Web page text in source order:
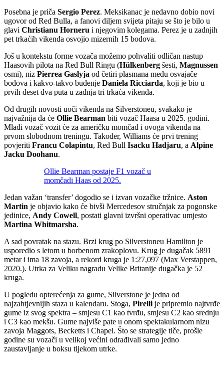
Posebna je priča Sergio Perez. Meksikanac je nedavno dobio novi
ugovor od Red Bulla, a fanovi diljem svijeta pitaju se što je bilo u
glavi Christianu Horneru i njegovim kolegama. Perez je u zadnjih
pet trkaćih vikenda osvojio mizernih 15 bodova.
Još u kontekstu forme vozača možemo pohvaliti odličan nastup
Haasovih pilota na Red Bull Ringu (Hülkenberg šesti, Magnussen
osmi), niz Pierrea Gaslyja od četiri plasmana među osvajače
bodova i kakvo-takvo buđenje Daniela Ricciarda, koji je bio u
prvih deset dva puta u zadnja tri trkaća vikenda.
Od drugih novosti uoči vikenda na Silverstoneu, svakako je
najvažnija da će Ollie Bearman biti vozač Haasa u 2025. godini.
Mladi vozač vozit će za američku momčad i ovoga vikenda na
prvom slobodnom treningu. Također, Williams će prvi trening
povjeriti Francu Colapintu, Red Bull Isacku Hadjaru, a Alpine
Jacku Doohanu.
Ollie Bearman postaje F1 vozač u
momčadi Haas od 2025.
Jedan važan ‘transfer’ dogodio se i izvan vozačke tržnice. Aston
Martin je objavio kako će bivši Mercedesov stručnjak za pogonske
jedinice, Andy Cowell, postati glavni izvršni operativac umjesto
Martina Whitmarsha.
A sad povratak na stazu. Brzi krug po Silverstoneu Hamilton je
usporedio s letom u borbenom zrakoplovu. Krug je dugačak 5891
metar i ima 18 zavoja, a rekord kruga je 1:27,097 (Max Verstappen,
2020.). Utrka za Veliku nagradu Velike Britanije dugačka je 52
kruga.
U pogledu opterećenja za gume, Silverstone je jedna od
najzahtjevnijih staza u kalendaru. Stoga, Pirelli je pripremio najtvrđe
gume iz svog spektra – smjesu C1 kao tvrđu, smjesu C2 kao srednju
i C3 kao mekšu. Gume najviše pate u onom spektakularnom nizu
zavoja Maggots, Becketts i Chapel. Što se strategije tiče, prošle
godine su vozači u velikoj većini odrađivali samo jedno
zaustavljanje u boksu tijekom utrke.